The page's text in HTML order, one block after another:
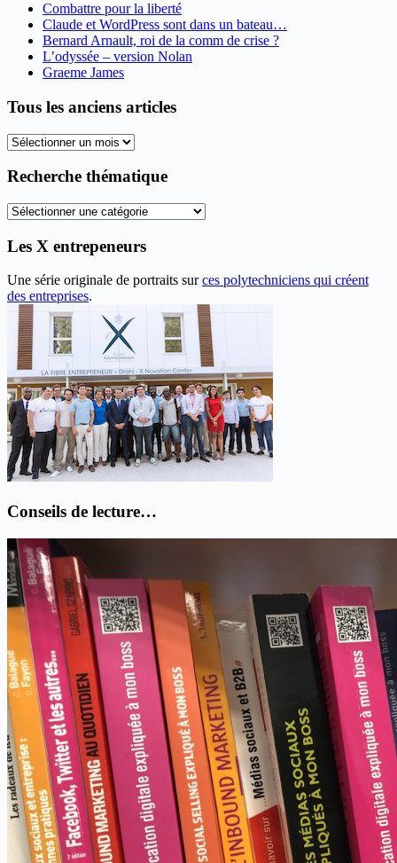
Combattre pour la liberté
Claude et WordPress sont dans un bateau…
Bernard Arnault, roi de la comm de crise ?
L’odyssée – version Nolan
Graeme James
Tous les anciens articles
Tous
anciens
Recherche thématique
Recherche
Les X entrepeneurs
Une série originale de portraits surces polytechniciens qui créent
des entreprises.
Conseils de lecture…